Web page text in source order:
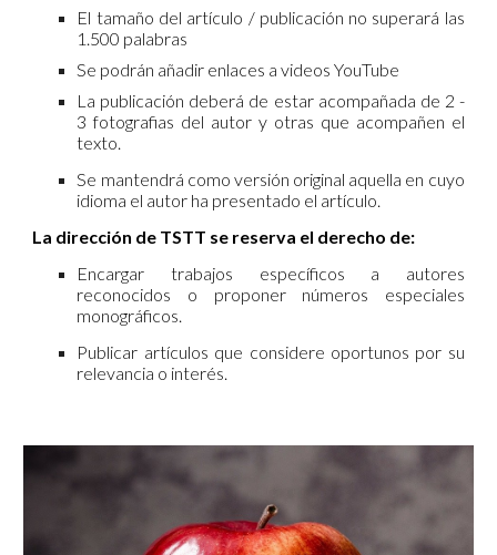
El tamaño del artículo / publicación no superará las
1.500 palabras
Se podrán añadir enlaces a videos YouTube
La publicación deberá de estar acompañada de 2 -
3 fotografias del autor y otras que acompañen el
texto.
Se mantendrá como versión original aquella en cuyo
idioma el autor ha presentado el artículo.
La dirección de TSTT se reserva el derecho de:
Encargar trabajos específicos a autores
reconocidos o proponer números especiales
monográficos.
Publicar artículos que considere oportunos por su
relevancia o interés.